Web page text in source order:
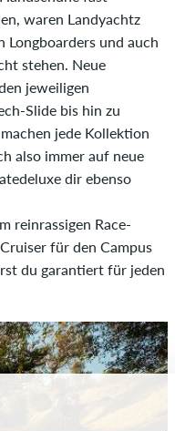
waren Landyachtz
Longboarders und auch
stehen. Neue
jeweiligen
Slide bis hin zu
jede Kollektion
also immer auf neue
dir ebenso
reinrassigen Race-
für den Campus
du garantiert für jeden